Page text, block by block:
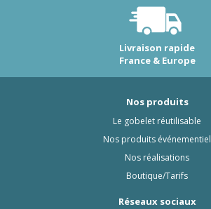
Livraison rapide
France & Europe
Nos produits
Le gobelet réutilisable
Nos produits événementiel
Nos réalisations
Boutique/Tarifs
Réseaux sociaux